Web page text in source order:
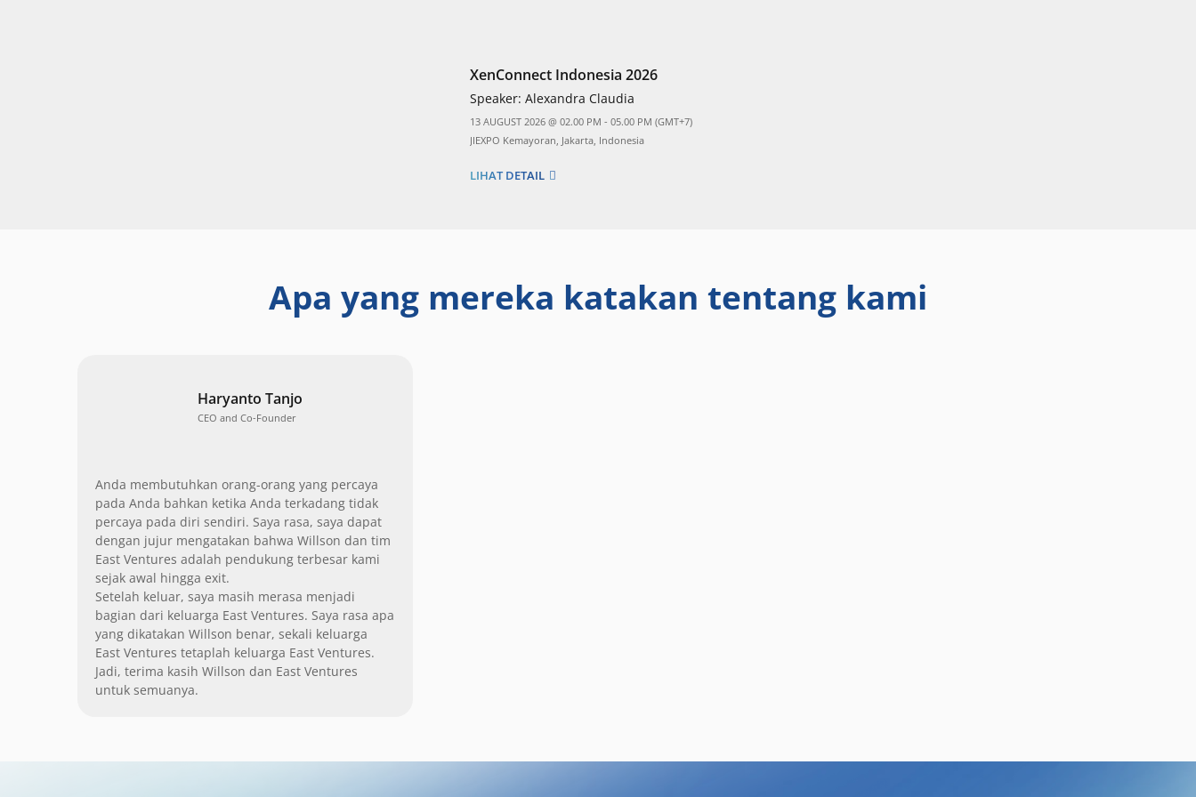
XenConnect Indonesia 2026
Speaker:Alexandra Claudia
13 AUGUST 2026 @ 02.00 PM - 05.00 PM (GMT+7)
JIEXPO Kemayoran, Jakarta, Indonesia
LIHAT DETAIL
Apa yang mereka katakan tentang kami
Haryanto Tanjo
CEO and Co-Founder
Anda membutuhkan orang-orang yang percaya
pada Anda bahkan ketika Anda terkadang tidak
percaya pada diri sendiri. Saya rasa, saya dapat
dengan jujur mengatakan bahwa Willson dan tim
East Ventures adalah pendukung terbesar kami
sejak awal hingga exit.
Setelah keluar, saya masih merasa menjadi
bagian dari keluarga East Ventures. Saya rasa apa
yang dikatakan Willson benar, sekali keluarga
East Ventures tetaplah keluarga East Ventures.
Jadi, terima kasih Willson dan East Ventures
untuk semuanya.